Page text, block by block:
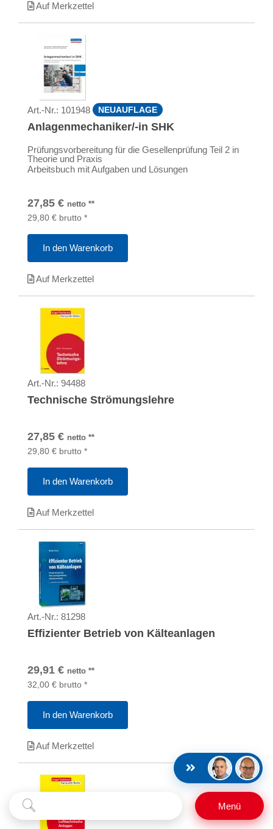
Menü
Auf Merkzettel
Art.-Nr.: 101948 NEUAUFLAGE
Anlagenmechaniker/-in SHK
Prüfungsvorbereitung für die Gesellenprüfung Teil 2 in
Theorie und Praxis
Arbeitsbuch mit Aufgaben und Lösungen
27,85 € netto **
29,80 € brutto *
In den Warenkorb
Auf Merkzettel
Art.-Nr.: 94488
Technische Strömungslehre
27,85 € netto **
29,80 € brutto *
In den Warenkorb
Auf Merkzettel
Art.-Nr.: 81298
Effizienter Betrieb von Kälteanlagen
29,91 € netto **
32,00 € brutto *
In den Warenkorb
Auf Merkzettel